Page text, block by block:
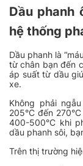
Dầu phanh
hệ thống
Dầu phanh là
từ chân bạn đến
áp suất từ dầu
xe.
Không phải
205°C đến
400-500°C khi
dầu phanh sôi,
Trên thị trường